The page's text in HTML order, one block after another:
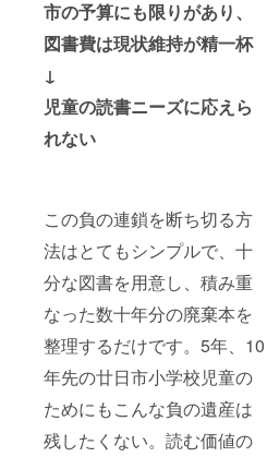
市の予算にも限りがあり、
図書費は現状維持が精一杯
↓
児童の読書ニーズに応えら
れない
この負の連鎖を断ち切る方
法はとてもシンプルで、十
分な図書を用意し、積み重
なった数十年分の廃棄本を
整理するだけです。5年、10
年先の廿日市小学校児童の
ためにもこんな負の遺産は
残したくない。読む価値の